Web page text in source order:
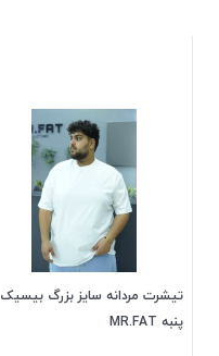
تیشرت مردانه سایز بزرگ بیسیک
پنبه MR.FAT